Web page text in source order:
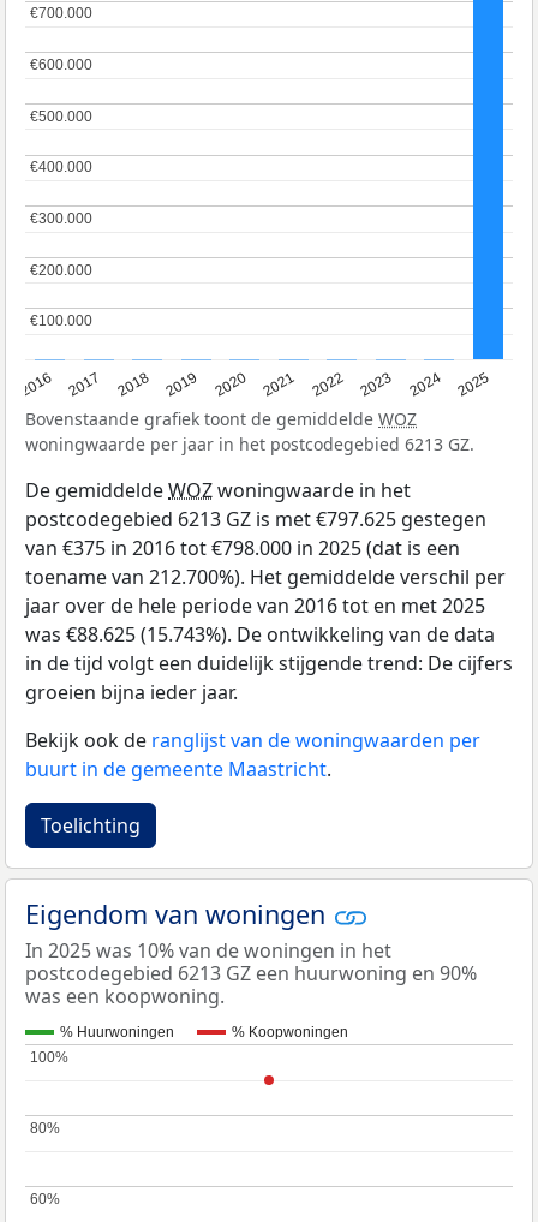
2016 2017 2018 2019 2020 2021 2022 2023 2024 2025
€100.000
€100.000
€200.000
€200.000
€300.000
€300.000
€400.000
€400.000
€500.000
€500.000
€600.000
€600.000
€700.000
€700.000
Bovenstaande grafiek toont de gemiddelde WOZ
woningwaarde per jaar in het postcodegebied 6213 GZ.
De gemiddeldeWOZwoningwaarde in het
postcodegebied 6213 GZ is met €797.625 gestegen
van €375 in 2016 tot €798.000 in 2025 (dat is een
toename van 212.700%). Het gemiddelde verschil per
jaar over de hele periode van 2016 tot en met 2025
was €88.625 (15.743%). De ontwikkeling van de data
in de tijd volgt een duidelijk stijgende trend: De cijfers
groeien bijna ieder jaar.
Bekijk ook de ranglijst van de woningwaarden per
buurt in de gemeente Maastricht.
Toelichting
Eigendom van woningen
In 2025 was 10% van de woningen in het
postcodegebied 6213 GZ een huurwoning en 90%
was een koopwoning.
% Huurwoningen % Koopwoningen
60%
60%
80%
80%
100%
100%